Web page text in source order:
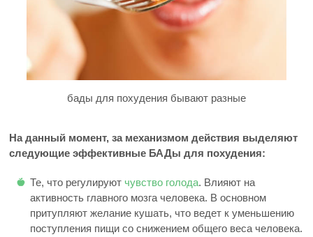
бады для похудения бывают разные
На данный момент, за механизмом действия выделяют
следующие эффективные БАДы для похудения:
Те, что регулируют чувство голода. Влияют на
активность главного мозга человека. В основном
притупляют желание кушать, что ведет к уменьшению
поступления пищи со снижением общего веса человека.